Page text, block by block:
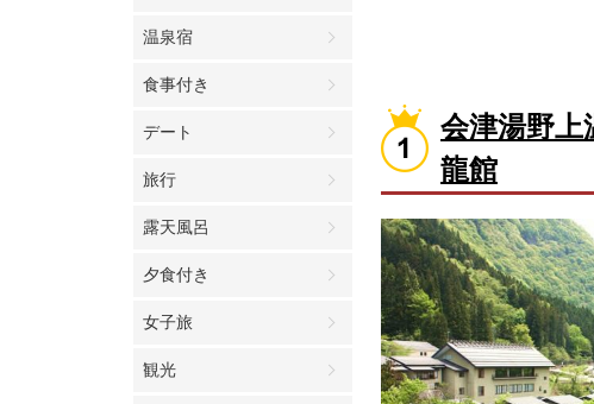
温泉宿
食事付き
デート
旅行
露天風呂
夕食付き
女子旅
観光
会津湯野
龍館